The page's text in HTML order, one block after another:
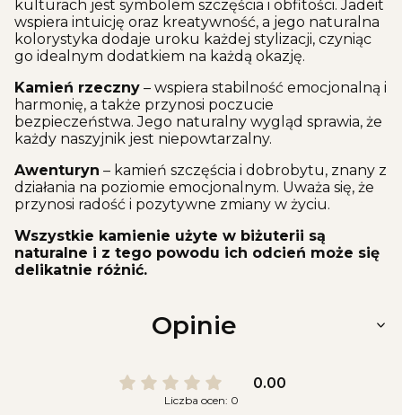
kulturach jest symbolem szczęścia i obfitości. Jadeit
wspiera intuicję oraz kreatywność, a jego naturalna
kolorystyka dodaje uroku każdej stylizacji, czyniąc
go idealnym dodatkiem na każdą okazję.
Kamień rzeczny – wspiera stabilność emocjonalną i
harmonię, a także przynosi poczucie
bezpieczeństwa. Jego naturalny wygląd sprawia, że
każdy naszyjnik jest niepowtarzalny.
Awenturyn – kamień szczęścia i dobrobytu, znany z
działania na poziomie emocjonalnym. Uważa się, że
przynosi radość i pozytywne zmiany w życiu.
Wszystkie kamienie użyte w biżuterii są
naturalne i z tego powodu ich odcień może się
delikatnie różnić.
Opinie
0.00
Liczba ocen: 0